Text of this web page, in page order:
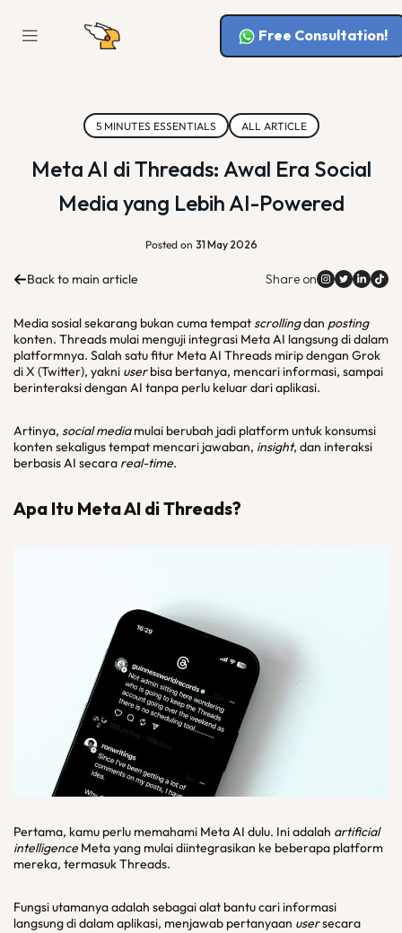
Free Consultation!
5 MINUTES ESSENTIALS ALL ARTICLE
Meta AI di Threads: Awal Era Social
Media yang Lebih AI-Powered
Posted on 31 May 2026
Back to main article Share on
Media sosial sekarang bukan cuma tempat scrollingdan posting
konten. Threads mulai menguji integrasi Meta AI langsung di dalam
platformnya. Salah satu fitur Meta AI Threads mirip dengan Grok
di X (Twitter), yakni userbisa bertanya, mencari informasi, sampai
berinteraksi dengan AI tanpa perlu keluar dari aplikasi.
Artinya, social mediamulai berubah jadi platform untuk konsumsi
konten sekaligus tempat mencari jawaban, insight, dan interaksi
berbasis AI secara real-time.
Apa Itu Meta AI di Threads?
Pertama, kamu perlu memahami Meta AI dulu. Ini adalah artificial
intelligence Meta yang mulai diintegrasikan ke beberapa platform
mereka, termasuk Threads.
Fungsi utamanya adalah sebagai alat bantu cari informasi
langsung di dalam aplikasi, menjawab pertanyaan usersecara